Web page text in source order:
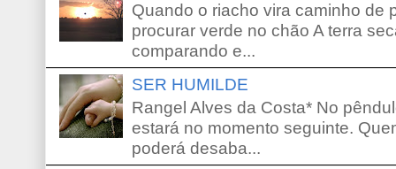
Quando o riacho vira caminho de
procurar verde no chão A terra
comparando e...
SER HUMILDE
Rangel Alves da Costa* No
estará no momento seguinte.
poderá desaba...